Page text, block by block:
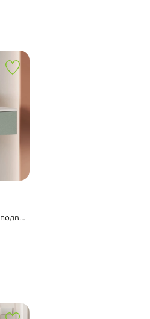
Туалетный столик Вильена подвесной